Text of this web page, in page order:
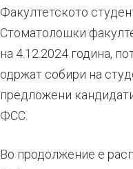
Факултетското
Стоматолошки
на 4.12.2024 година,
одржат собири на
предложени
ФСС.
Во продолжение е